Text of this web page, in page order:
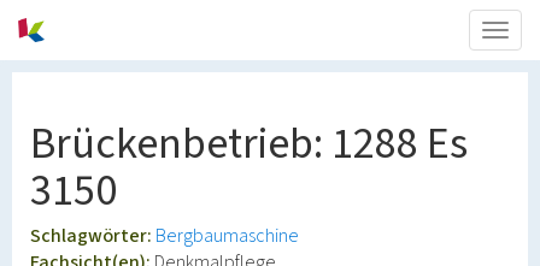
Brückenbetrieb: 1288 Es
3150
Schlagwörter: Bergbaumaschine